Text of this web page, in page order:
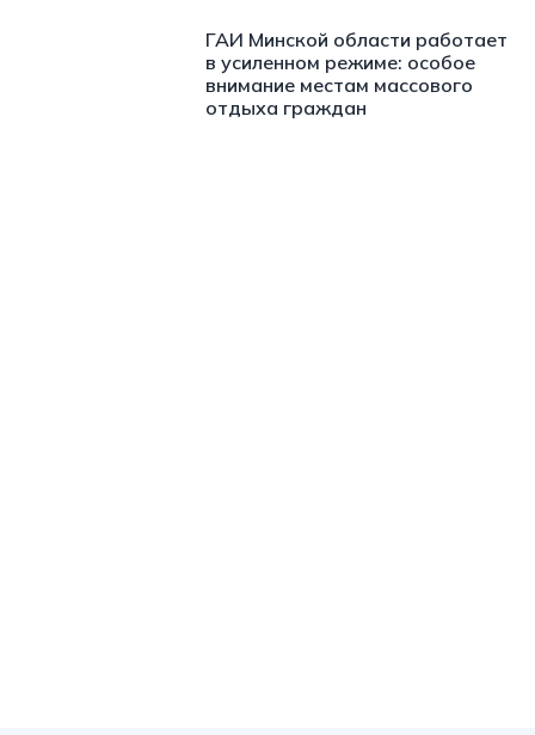
ГАИ Минской области работает
в усиленном режиме: особое
внимание местам массового
отдыха граждан